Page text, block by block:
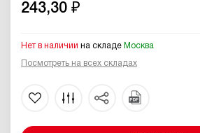
243,30 ₽
Нет в наличии на складе Москва
Посмотреть на всех складах